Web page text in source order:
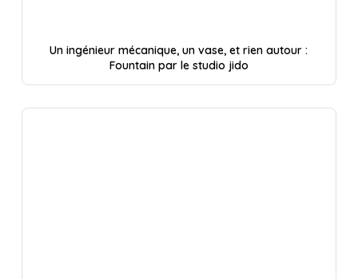
Un ingénieur mécanique, un vase, et rien autour :
Fountain par le studio jido